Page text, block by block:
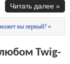
Читать далее »
вы первый? »
Twig-